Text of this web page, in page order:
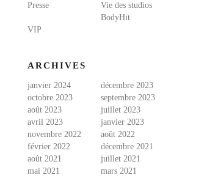
Presse
Vie des studios
BodyHit
VIP
ARCHIVES
janvier 2024
décembre 2023
octobre 2023
septembre 2023
août 2023
juillet 2023
avril 2023
janvier 2023
novembre 2022
août 2022
février 2022
décembre 2021
août 2021
juillet 2021
mai 2021
mars 2021